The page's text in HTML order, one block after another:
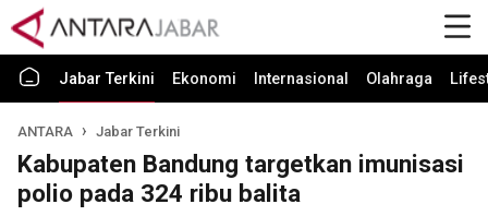
Jabar Terkini Ekonomi Internasional Olahraga
ANTARA Jabar Terkini
Kabupaten Bandung targetkan imunisasi
polio pada 324 ribu balita